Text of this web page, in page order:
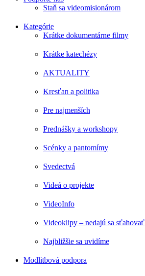
Staň sa videomisionárom
Kategórie
Krátke dokumentárne filmy
Krátke katechézy
AKTUALITY
Kresťan a politika
Pre najmenších
Prednášky a workshopy
Scénky a pantomímy
Svedectvá
Videá o projekte
VideoInfo
Videoklipy – nedajú sa sťahovať
Najbližšie sa uvidíme
Modlitbová podpora